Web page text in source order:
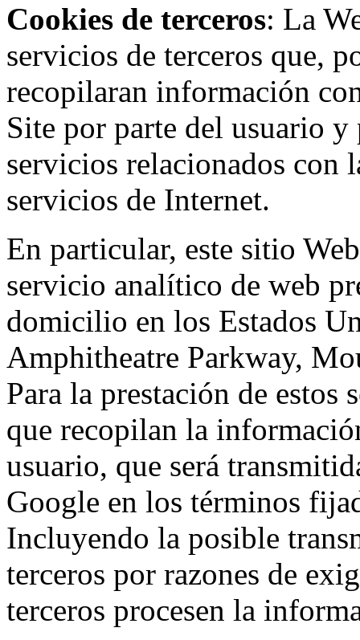
Cookies de terceros: La
servicios de terceros que,
recopilaran información
Site por parte del usuario
servicios relacionados con
servicios de Internet.
En particular, este sitio
servicio analítico de web
domicilio en los Estados
Amphitheatre Parkway,
Para la prestación de
que recopilan la
usuario, que será
Google en los términos
Incluyendo la posible
terceros por razones de
terceros procesen la